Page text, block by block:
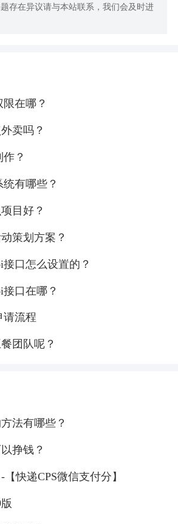
存在异议请与本站联系，我们会及时进
在哪？
卖吗？
？
有哪些？
目好？
策划方案？
口怎么设置的？
口在哪？
请流程
团队呢？
法有哪些？
挣钱？
【快递CPS微信支付分】